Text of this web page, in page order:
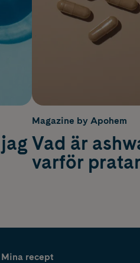
Magazine by Apohem
Vad är
varför
Mina recept